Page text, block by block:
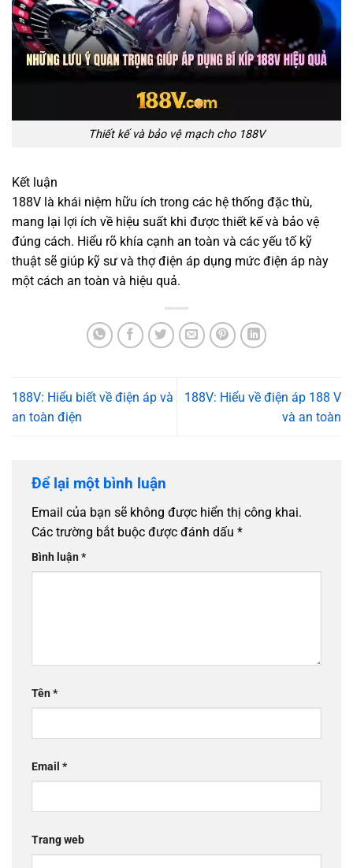
Thiết kế và bảo vệ mạch cho 188V
Kết luận
188V là khái niệm hữu ích trong các hệ thống đặc thù,
mang lại lợi ích về hiệu suất khi được thiết kế và bảo vệ
đúng cách. Hiểu rõ khía cạnh an toàn và các yếu tố kỹ
thuật sẽ giúp kỹ sư và thợ điện áp dụng mức điện áp này
một cách an toàn và hiệu quả.
188V: Hiểu biết về điện áp và
an toàn điện
188V: Hiểu về điện áp 188 V
và an toàn
Để lại một bình luận
Email của bạn sẽ không được hiển thị công khai.
Các trường bắt buộc được đánh dấu *
Bình luận*
Tên*
Email *
Trang web